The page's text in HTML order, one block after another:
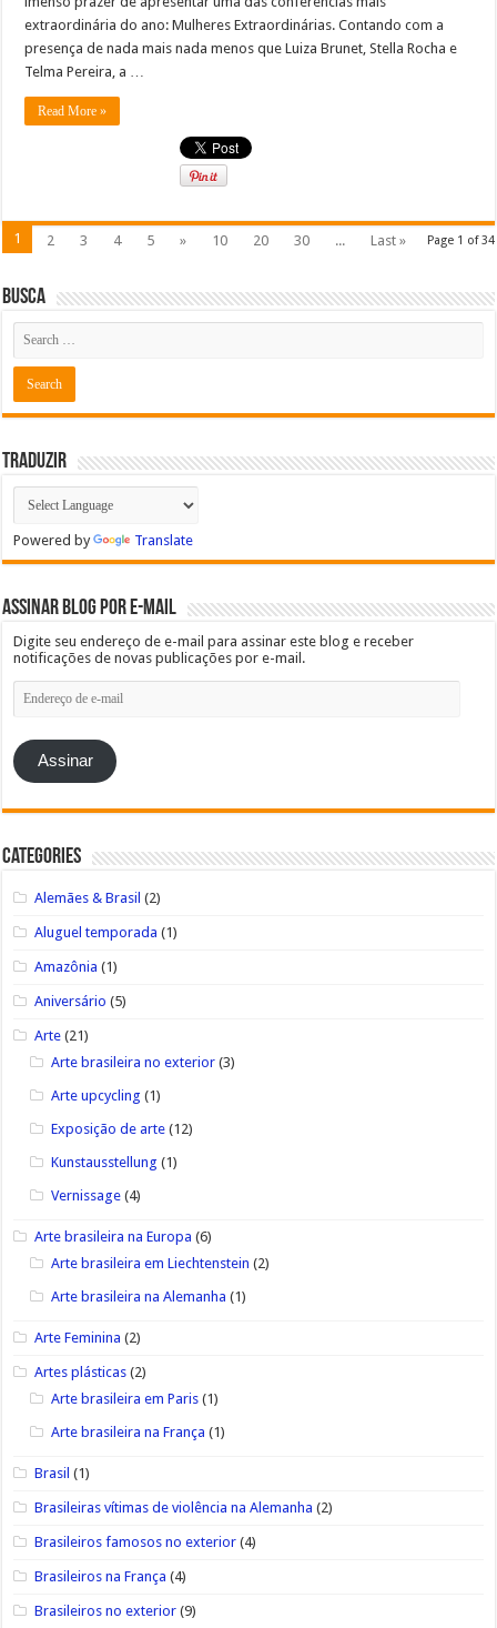
extraordinária do ano: Mulheres Extraordinárias. Contando com a
presença de nada mais nada menos que Luiza Brunet, Stella Rocha e
Telma Pereira, a …
Read More »
Page 1 of 34
1 2 3 4 5 » 10 20 30 ... Last »
Busca
Traduzir
Powered by Translate
Assinar blog por e-mail
Digite seu endereço de e-mail para assinar este blog e receber
notificações de novas publicações por e-mail.
Endereço
de
e-
mail
Assinar
Categories
Alemães & Brasil (2)
Aluguel temporada (1)
Amazônia (1)
Aniversário (5)
Arte (21)
Arte brasileira no exterior (3)
Arte upcycling (1)
Exposição de arte (12)
Kunstausstellung (1)
Vernissage (4)
Arte brasileira na Europa (6)
Arte brasileira em Liechtenstein (2)
Arte brasileira na Alemanha (1)
Arte Feminina (2)
Artes plásticas (2)
Arte brasileira em Paris (1)
Arte brasileira na França (1)
Brasil (1)
Brasileiras vítimas de violência na Alemanha (2)
Brasileiros famosos no exterior (4)
Brasileiros na França (4)
Brasileiros no exterior (9)